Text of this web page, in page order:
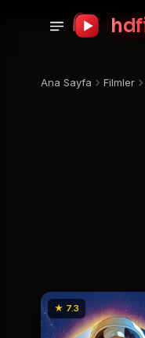
Ana Sayfa Filmler
★ 7.3